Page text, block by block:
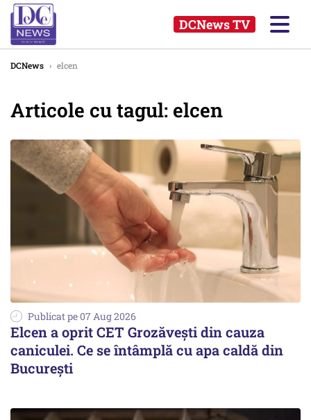
DCNews TV
DCNews › elcen
Articole cu tagul: elcen
Publicat pe 07 Aug 2026
Elcen a oprit CET Grozăvești din cauza
caniculei. Ce se întâmplă cu apa caldă din
București